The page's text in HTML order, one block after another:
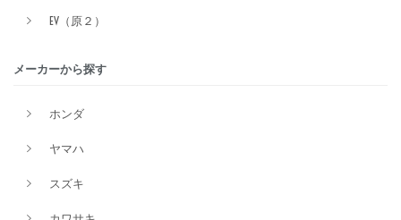
EV（原２）
メーカーから探す
ホンダ
ヤマハ
スズキ